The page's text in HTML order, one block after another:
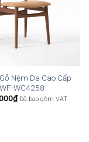
Nệm Da Cao Cấp
WF-WC4258
₫ Đã bao gồm VAT